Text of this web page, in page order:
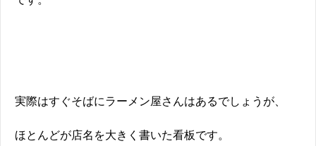
実際はすぐそばにラーメン屋さんはあるでしょうが、
ほとんどが店名を大きく書いた看板です。